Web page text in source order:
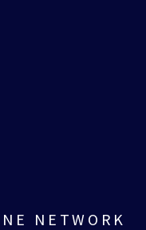
NETWORK